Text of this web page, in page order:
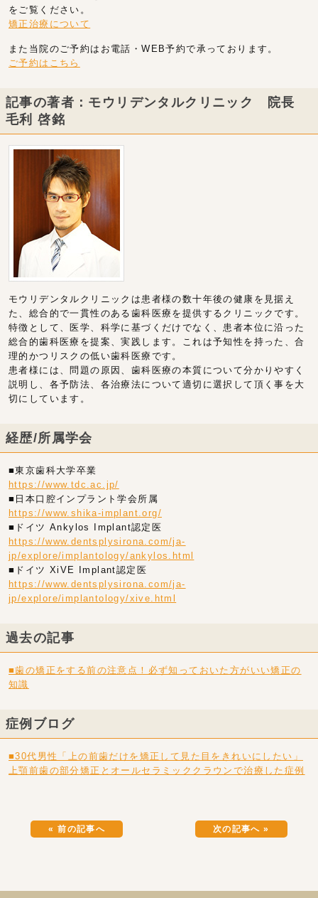
をご覧ください。
矯正治療について
また当院のご予約はお電話・WEB予約で承っております。
ご予約はこちら
記事の著者：モウリデンタルクリニック 院長
毛利 啓銘
モウリデンタルクリニックは患者様の数十年後の健康を見据え
た、総合的で一貫性のある歯科医療を提供するクリニックです。
特徴として、医学、科学に基づくだけでなく、患者本位に沿った
総合的歯科医療を提案、実践します。これは予知性を持った、合
理的かつリスクの低い歯科医療です。
患者様には、問題の原因、歯科医療の本質について分かりやすく
説明し、各予防法、各治療法について適切に選択して頂く事を大
切にしています。
経歴/所属学会
■東京歯科大学卒業
https://www.tdc.ac.jp/
■日本口腔インプラント学会所属
https://www.shika-implant.org/
■ドイツ Ankylos Implant認定医
https://www.dentsplysirona.com/ja-
jp/explore/implantology/ankylos.html
■ドイツ XiVE Implant認定医
https://www.dentsplysirona.com/ja-
jp/explore/implantology/xive.html
過去の記事
■歯の矯正をする前の注意点！必ず知っておいた方がいい矯正の
知識
症例ブログ
■30代男性「上の前歯だけを矯正して見た目をきれいにしたい」
上顎前歯の部分矯正とオールセラミッククラウンで治療した症例
« 前の記事へ 次の記事へ »